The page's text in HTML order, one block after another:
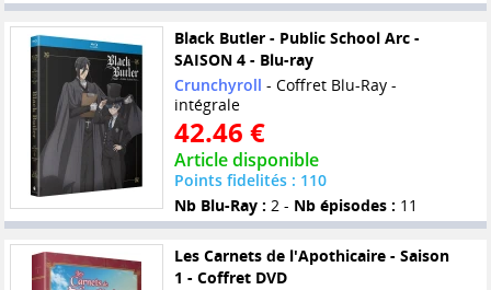
Black Butler - Public School Arc -
SAISON 4 - Blu-ray
Crunchyroll - Coffret Blu-Ray -
intégrale
42.46 €
Article disponible
Points fidelités : 110
Nb Blu-Ray : 2 - Nb épisodes : 11
Les Carnets de l'Apothicaire - Saison
1 - Coffret DVD